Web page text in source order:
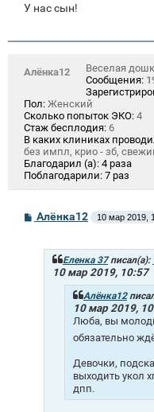
У нас сын!
Алёнка12
Веселая
Сообщения:
Пол: Женский
Сколько попыток ЭКО: 4
Стаж бесплодия: 6
В каких клиниках
без импл, крио - зб,
Благодарил (а): 4 раза
Поблагодарили: 7 раз
С
о
Алёнка12 10 мар 2019,
Еленка 37писал(а):
10 мар 2019, 10:57
Алёнка12
10 мар 2019,
Люба, вы
обязательно
Девочки,
выходить укол
дпп.